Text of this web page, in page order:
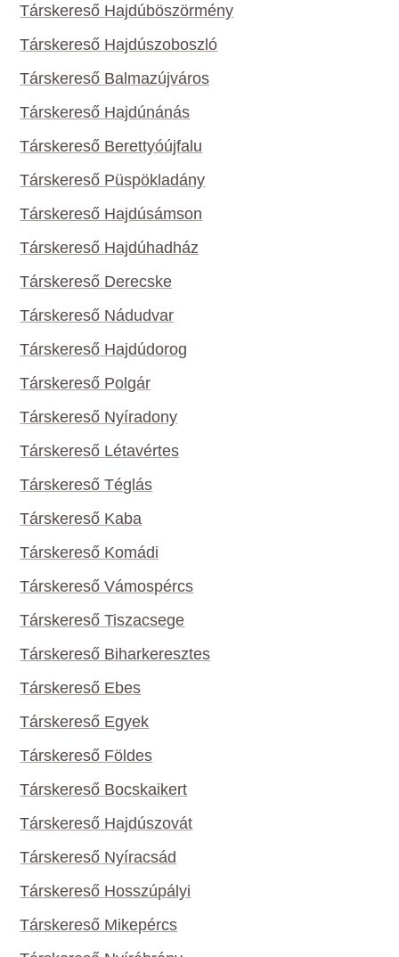
Társkereső Hajdúböszörmény
Társkereső Hajdúszoboszló
Társkereső Balmazújváros
Társkereső Hajdúnánás
Társkereső Berettyóújfalu
Társkereső Püspökladány
Társkereső Hajdúsámson
Társkereső Hajdúhadház
Társkereső Derecske
Társkereső Nádudvar
Társkereső Hajdúdorog
Társkereső Polgár
Társkereső Nyíradony
Társkereső Létavértes
Társkereső Téglás
Társkereső Kaba
Társkereső Komádi
Társkereső Vámospércs
Társkereső Tiszacsege
Társkereső Biharkeresztes
Társkereső Ebes
Társkereső Egyek
Társkereső Földes
Társkereső Bocskaikert
Társkereső Hajdúszovát
Társkereső Nyíracsád
Társkereső Hosszúpályi
Társkereső Mikepércs